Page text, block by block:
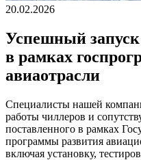
20.02.2026
Успешный запуск
в рамках
авиаотрасли
Специалисты нашей
работы чиллеров и
поставленного в рамках
программы развития
включая установку,